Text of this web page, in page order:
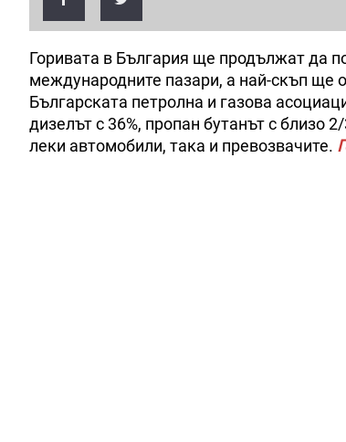
Горивата в България ще продължат да
международните пазари, а най-скъп ще
Българската петролна и газова
дизелът с 36%, пропан бутанът с близо
леки автомобили, така и превозвачите.